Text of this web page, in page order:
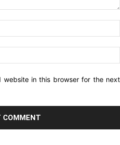
website in this browser for the next